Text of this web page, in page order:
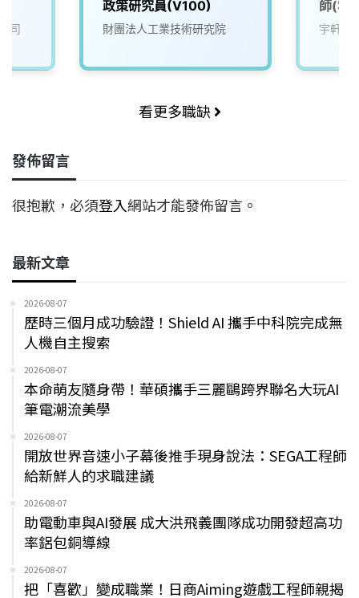
司
政策研究員(V100)
財團法人工業技術研究院
師(雲
宇軒綠
看更多職缺
發佈留言
很抱歉，必須登入網站才能發佈留言。
最新文章
2026-08-07
歷時三個月成功驗證！Shield AI 攜手中科院完成無
人機自主搜索
2026-08-07
本命萌友隨身帶！華碩攜手三麗鷗跨界聯名大玩AI
筆電潮流美學
2026-08-07
開放世界音速小子幕後推手現身說法：SEGA工程師
給新鮮人的求職建議
2026-08-07
助電動車與AI發展 成大洪飛義團隊成功開發超高功
率鋁包銅導線
2026-08-07
把「喜歡」變成職業！日商Aiming遊戲工程師親揭